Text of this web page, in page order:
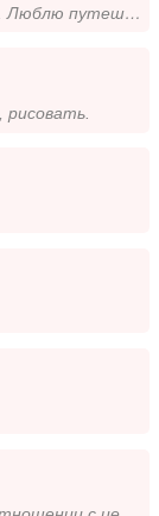
Сердце открыто для стрелы. Люблю путешествия. Автолюбитель. Работаю.